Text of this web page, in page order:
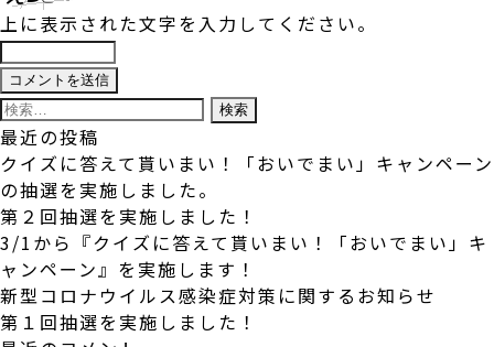
上に表示された文字を入力してください。
検
索:
最近の投稿
クイズに答えて貰いまい！「おいでまい」キャンペーン
の抽選を実施しました。
第２回抽選を実施しました！
3/1から『クイズに答えて貰いまい！「おいでまい」キ
ャンペーン』を実施します！
新型コロナウイルス感染症対策に関するお知らせ
第１回抽選を実施しました！